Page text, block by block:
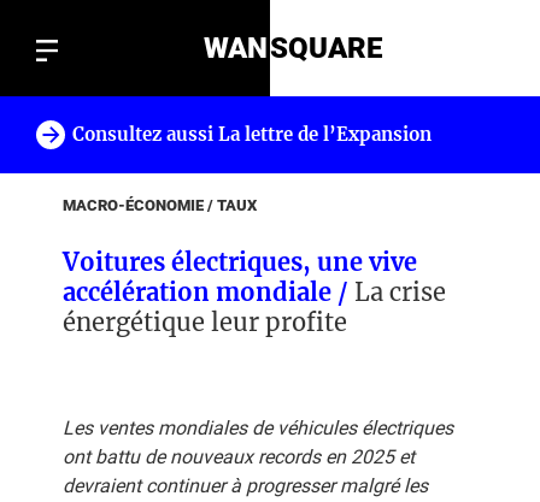
WANSQUARE
Consultez aussi La lettre de l’Expansion
MACRO-ÉCONOMIE / TAUX
Voitures électriques, une vive
accélération mondiale / La crise
énergétique leur profite
Les ventes mondiales de véhicules électriques
ont battu de nouveaux records en 2025 et
devraient continuer à progresser malgré les